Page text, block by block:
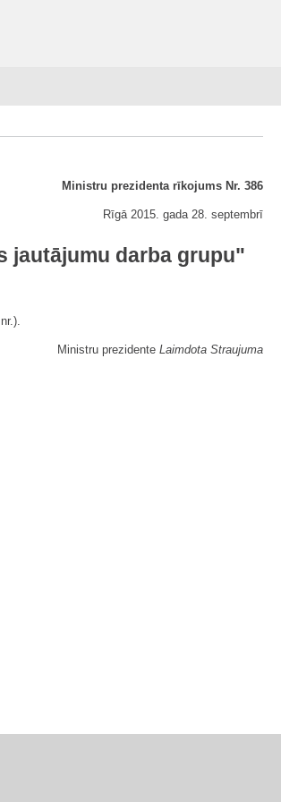
Ministru prezidenta rīkojums Nr. 386
Rīgā 2015. gada 28. septembrī
jautājumu darba grupu"
Ministru prezidente Laimdota Straujuma